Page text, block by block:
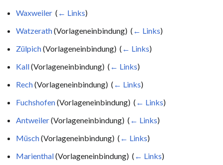
Waxweiler ( ← Links)
Watzerath(Vorlageneinbindung) ‎ ( ← Links)
Zülpich(Vorlageneinbindung) ‎ ( ← Links)
Kall(Vorlageneinbindung) ‎ ( ← Links)
Rech(Vorlageneinbindung) ‎ ( ← Links)
Fuchshofen(Vorlageneinbindung) ‎ ( ← Links)
Antweiler(Vorlageneinbindung) ‎ ( ← Links)
Müsch(Vorlageneinbindung) ‎ ( ← Links)
Marienthal(Vorlageneinbindung) ‎ ( ← Links)